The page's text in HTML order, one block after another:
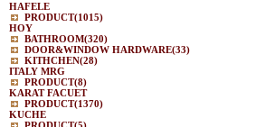
HAFELE
PRODUCT(1015)
HOY
BATHROOM(320)
DOOR&WINDOW HARDWARE(33)
KITHCHEN(28)
ITALY MRG
PRODUCT(8)
KARAT FACUET
PRODUCT(1370)
KUCHE